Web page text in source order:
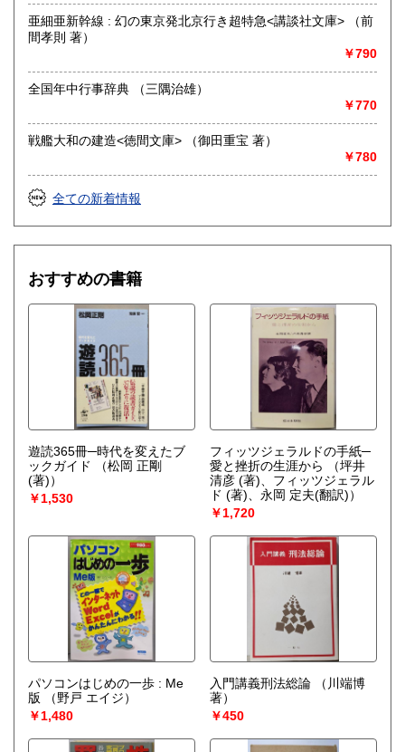
亜細亜新幹線 : 幻の東京発北京行き超特急<講談社文庫> （前
間孝則 著）
￥790
全国年中行事辞典 （三隅治雄）
￥770
戦艦大和の建造<徳間文庫> （御田重宝 著）
￥780
全ての新着情報
おすすめの書籍
遊読365冊─時代を変えたブ
ックガイド
（松岡 正剛
(著)）
￥1,530
フィッツジェラルドの手紙─
愛と挫折の生涯から
（坪井
清彦 (著)、フィッツジェラル
ド (著)、永岡 定夫(翻訳)）
￥1,720
パソコンはじめの一歩 : Me
版
（野戸 エイジ）
￥1,480
入門講義刑法総論
（川端博
著）
￥450